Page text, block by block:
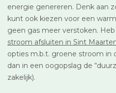
energie genereren. Denk aan
kunt ook kiezen voor een
geen gas meer verstoken.
stroom afsluiten in Sint
opties m.b.t. groene stroom in
dan in een oogopslag de
zakelijk).